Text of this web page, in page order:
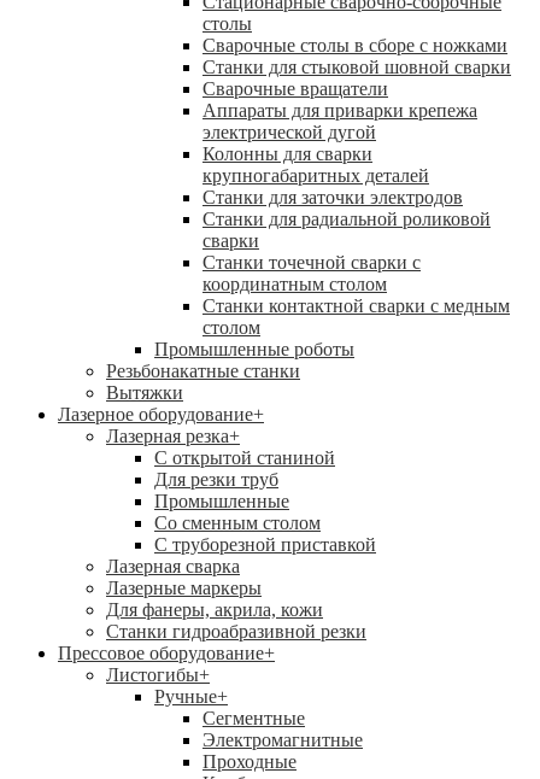
столы
Сварочные столы в сборе с ножками
Станки для стыковой шовной сварки
Сварочные вращатели
Аппараты для приварки крепежа
электрической дугой
Колонны для сварки
крупногабаритных деталей
Станки для заточки электродов
Станки для радиальной роликовой
сварки
Станки точечной сварки с
координатным столом
Станки контактной сварки с медным
столом
Промышленные роботы
Резьбонакатные станки
Вытяжки
Лазерное оборудование+
Лазерная резка+
С открытой станиной
Для резки труб
Промышленные
Со сменным столом
С труборезной приставкой
Лазерная сварка
Лазерные маркеры
Для фанеры, акрила, кожи
Станки гидроабразивной резки
Прессовое оборудование+
Листогибы+
Ручные+
Сегментные
Электромагнитные
Проходные